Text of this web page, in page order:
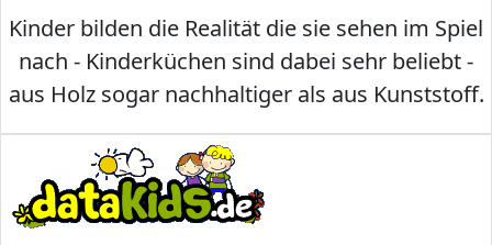
Kinder bilden die Realität die sie sehen im Spiel
nach - Kinderküchen sind dabei sehr beliebt -
aus Holz sogar nachhaltiger als aus Kunststoff.